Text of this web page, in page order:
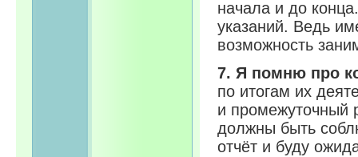
начала и до
указаний. Ведь
возможность
7. Я помню про
по итогам их
и промежуточный
должны быть
отчёт и буду